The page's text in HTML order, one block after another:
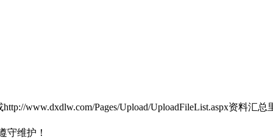
www.dxdlw.com/Pages/Upload/UploadFileList.aspx资料
守维护！